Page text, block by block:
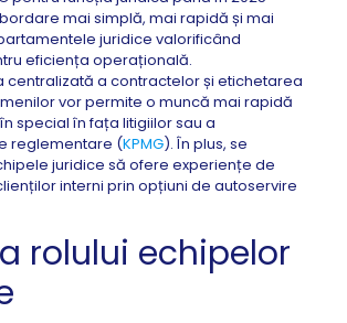
mai simplă, mai rapidă și mai
juridice valorificând
eficiența operațională.
centralizată a contractelor și etichetarea
vor permite o muncă mai rapidă
special în fața litigiilor sau a
reglementare (KPMG). În plus, se
juridice să ofere experiențe de
interni prin opțiuni de autoservire
rolului echipelor